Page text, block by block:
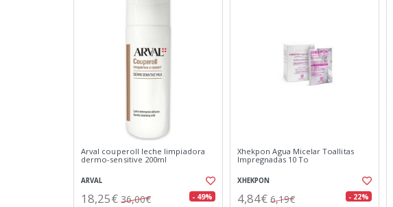
Arval couperoll leche limpiadora
dermo-sensitive 200ml
ARVAL
18,25€ 36,00€ - 49%
Xhekpon Agua Micelar Toallitas
Impregnadas 10 To
XHEKPON
4,84€ 6,19€ - 22%